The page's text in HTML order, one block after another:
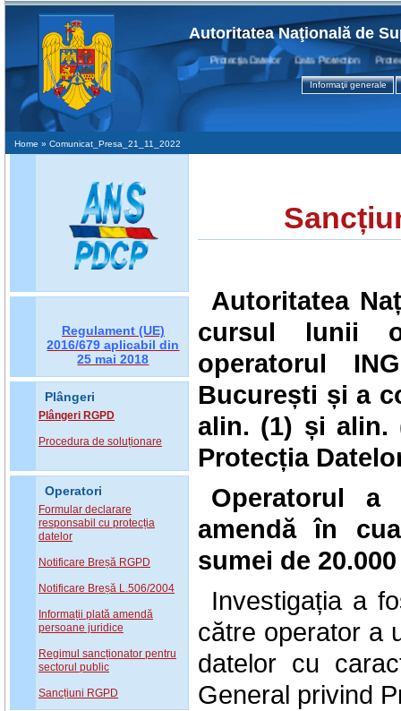
Autoritatea Naţională de
Protecţia Datelor Data Protection Protection
Informaţii generale
Home » Comunicat_Presa_21_11_2022
Regulament (UE)
2016/679 aplicabil din
25 mai 2018
Plângeri
Plângeri RGPD
Procedura de soluționare
Operatori
Formular declarare
responsabil cu protecția
datelor
Notificare Breșă RGPD
Notificare Breșă L.506/2004
Informații plată amendă
persoane juridice
Regimul sancționator pentru
sectorul public
Sancțiuni RGPD
Autoritatea
cursul lunii
operatorul
București și a
alin. (1) și alin.
Protecția
Operatorul a
amendă în
sumei de
Investigația a
către operator a
datelor cu
General privind